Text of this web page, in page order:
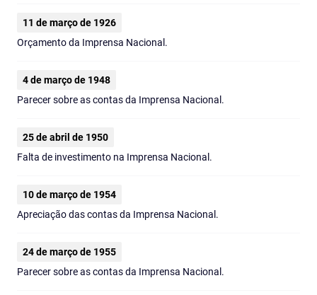
11 de março de 1926
Orçamento da Imprensa Nacional.
4 de março de 1948
Parecer sobre as contas da Imprensa Nacional.
25 de abril de 1950
Falta de investimento na Imprensa Nacional.
10 de março de 1954
Apreciação das contas da Imprensa Nacional.
24 de março de 1955
Parecer sobre as contas da Imprensa Nacional.